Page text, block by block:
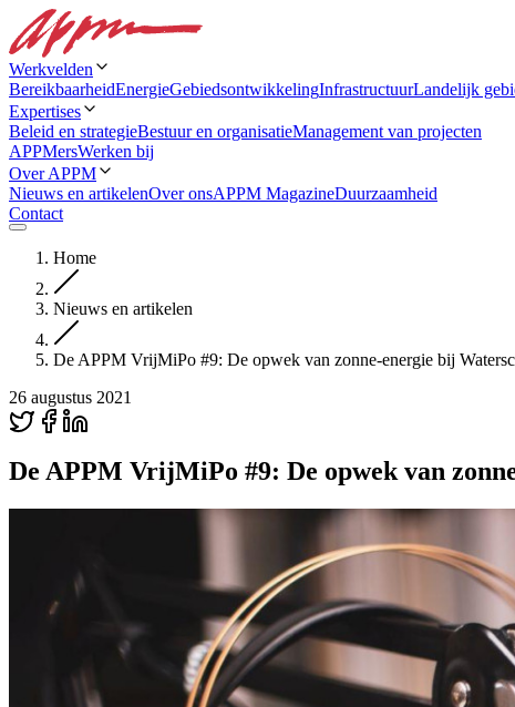
Werkvelden
BereikbaarheidEnergieGebiedsontwikkelingInfrastructuurLandelijk
Expertises
Beleid en strategieBestuur en organisatieManagement van projecten
APPMersWerken bij
Over APPM
Nieuws en artikelenOver onsAPPM MagazineDuurzaamheid
Contact
Home
Nieuws en artikelen
De APPM VrijMiPo #9: De opwek van zonne-energie bij
26 augustus 2021
De APPM VrijMiPo #9: De opwek van